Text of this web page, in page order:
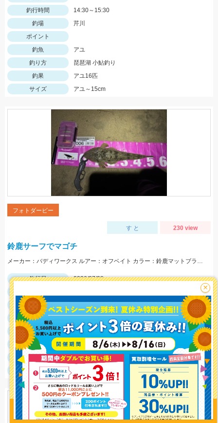
釣り情報を
投稿する
釣行時間
14:30～15:30
釣場
芹川
ポイント
釣魚
アユ
釣り方
琵琶湖 小鮎釣り
釣果
アユ16匹
サイズ
アユ～15cm
フォトダービー
す と 230 view
鈴鹿サーフでマゴチ
メーカー：バディワークス ルアー：オフベイト カラー：鈴鹿マットブラックグロー
釣行日
2026/07/08
釣場
鈴鹿周辺
ポイント
釣魚
マゴチ
釣り方
サーフルアー
釣果
マゴチ1匹
サイズ
マゴチ54cm
×